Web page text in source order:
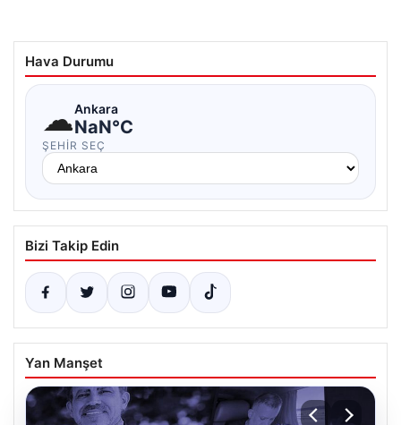
Hava Durumu
☁Ankara
NaN°C
ŞEHIR SEÇ
Bizi Takip Edin
Yan Manşet